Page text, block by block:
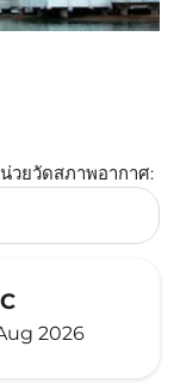
วยวัดสภาพอากาศ:
2026